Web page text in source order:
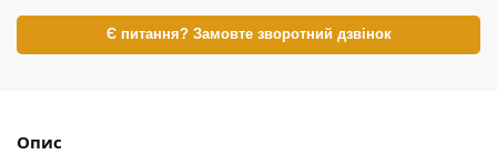
Є питання? Замовте зворотний дзвінок
Опис